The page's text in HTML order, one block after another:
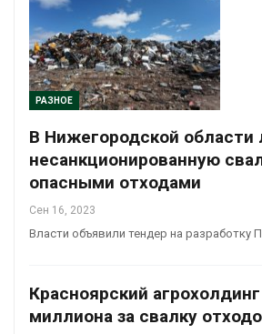
РАЗНОЕ
В Нижегородской области
несанкционированную
опасными отходами
Сен 16, 2023
Власти объявили тендер на разработку
Красноярский
миллиона за свалку